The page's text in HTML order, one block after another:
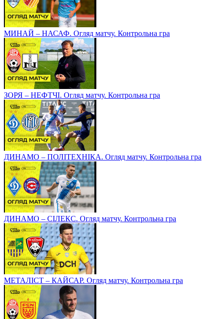
МИНАЙ – НАСАФ. Огляд матчу. Контрольна гра
ЗОРЯ – НЕФТЧІ. Огляд матчу. Контрольна гра
ДИНАМО – ПОЛІТЕХНІКА. Огляд матчу. Контрольна гра
ДИНАМО – СІЛЕКС. Огляд матчу. Контрольна гра
МЕТАЛІСТ – КАЙСАР. Огляд матчу. Контрольна гра